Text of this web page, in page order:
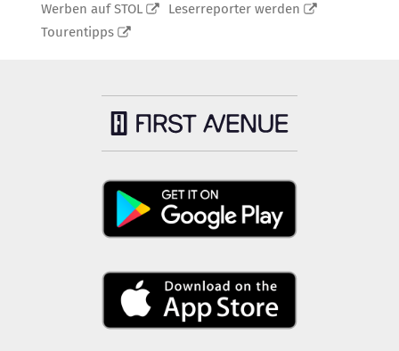
Werben auf STOL
Leserreporter werden
Tourentipps